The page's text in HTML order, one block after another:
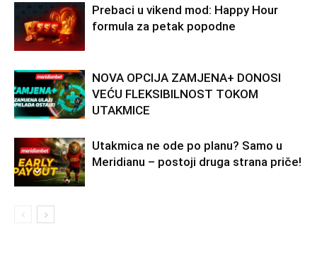
Prebaci u vikend mod: Happy Hour
formula za petak popodne
NOVA OPCIJA ZAMJENA+ DONOSI
VEĆU FLEKSIBILNOST TOKOM
UTAKMICE
Utakmica ne ode po planu? Samo u
Meridianu – postoji druga strana priče!